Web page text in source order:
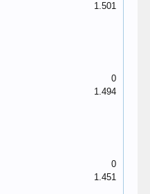
1.501
0
1.494
0
1.451